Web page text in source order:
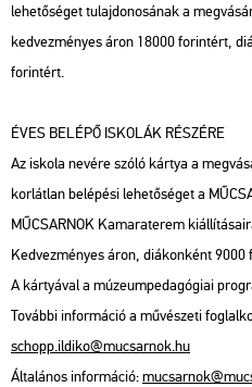
lehetőséget tulajdonosának a
kedvezményes áron 18000 forintért,
forintért.
ÉVES BELÉPŐ ISKOLÁK RÉSZÉRE
Az iskola nevére szóló kártya a
korlátlan belépési lehetőséget a
MŰCSARNOK Kamaraterem
Kedvezményes áron, diákonként 9000
A kártyával a múzeumpedagógiai
További információ a művészeti
schopp.ildiko@mucsarnok.hu
Általános információ: